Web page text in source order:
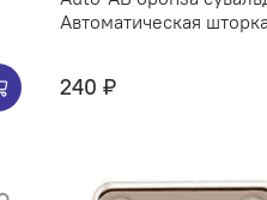
Автоматическая шторка
240 ₽